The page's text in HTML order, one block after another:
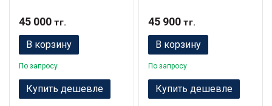
45 000 тг.
В корзину
По запросу
Купить дешевле
45 900тг.
В корзину
По запросу
Купить дешевле